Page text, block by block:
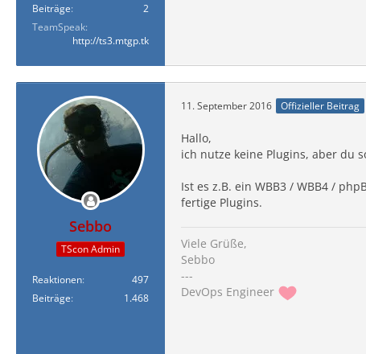
Beiträge
2
TeamSpeak
http://ts3.mtgp.tk
Sebbo
TScon Admin
Reaktionen
497
Beiträge
1.468
11. September 2016 Offizieller Beitrag
Hallo,
ich nutze keine Plugins, aber du
Ist es z.B. ein WBB3 / WBB4 /
fertige Plugins.
Viele Grüße,
Sebbo
---
DevOps Engineer